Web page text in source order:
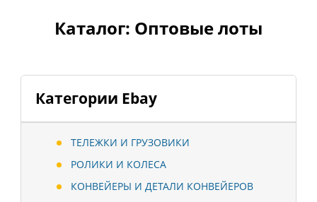
Категории Ebay
ТЕЛЕЖКИ И ГРУЗОВИКИ
РОЛИКИ И КОЛЕСА
КОНВЕЙЕРЫ И ДЕТАЛИ КОНВЕЙЕРОВ
Каталог: Оптовые лоты